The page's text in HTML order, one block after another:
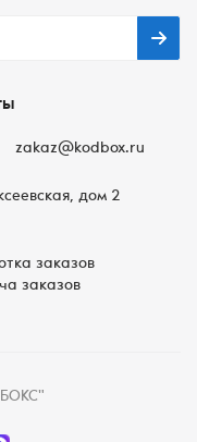
zakaz@kodbox.ru
дом 2
заказов
заказов